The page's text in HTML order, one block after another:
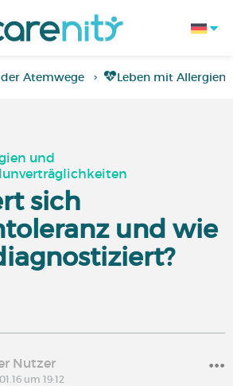
Atemwege Leben mit Allergien
und
sich
und wie
Nutzer
um 19:12